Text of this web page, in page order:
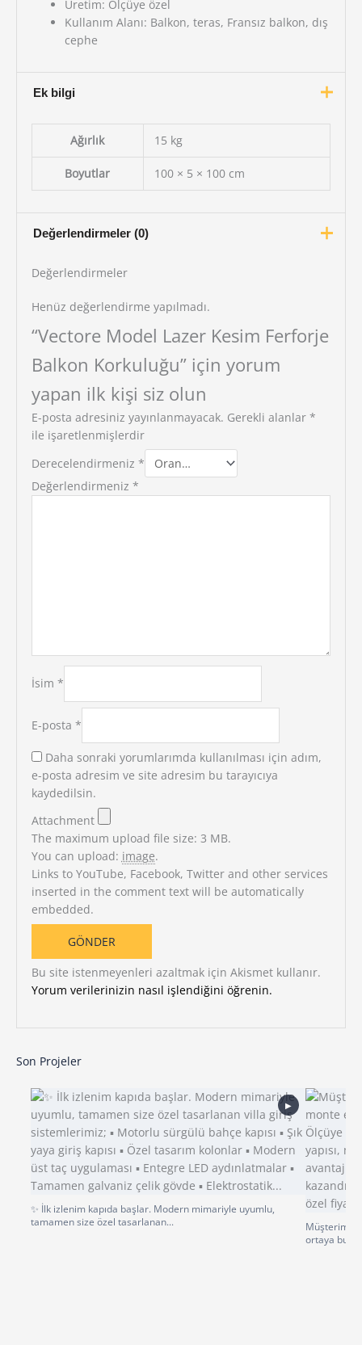
Üretim: Ölçüye özel
Kullanım Alanı: Balkon, teras, Fransız balkon, dış
cephe
Ek bilgi
Ağırlık 15 kg
Boyutlar 100 × 5 × 100 cm
Değerlendirmeler (0)
Değerlendirmeler
Henüz değerlendirme yapılmadı.
“Vectore Model Lazer Kesim Ferforje
Balkon Korkuluğu” için yorum
yapan ilk kişi siz olun
E-posta adresiniz yayınlanmayacak. Gerekli alanlar *
ile işaretlenmişlerdir
Derecelendirmeniz *
Değerlendirmeniz *
İsim *
E-posta *
Daha sonraki yorumlarımda kullanılması için adım,
e-posta adresim ve site adresim bu tarayıcıya
kaydedilsin.
Attachment
The maximum upload file size: 3 MB.
You can upload: image.
Links to YouTube, Facebook, Twitter and other services
inserted in the comment text will be automatically
embedded.
Bu site istenmeyenleri azaltmak için Akismet kullanır.
Yorum verilerinizin nasıl işlendiğini öğrenin.
Son Projeler
▶
✨ İlk izlenim kapıda başlar. Modern mimariyle uyumlu,
tamamen size özel tasarlanan...
Müşterimiz
ortaya bu